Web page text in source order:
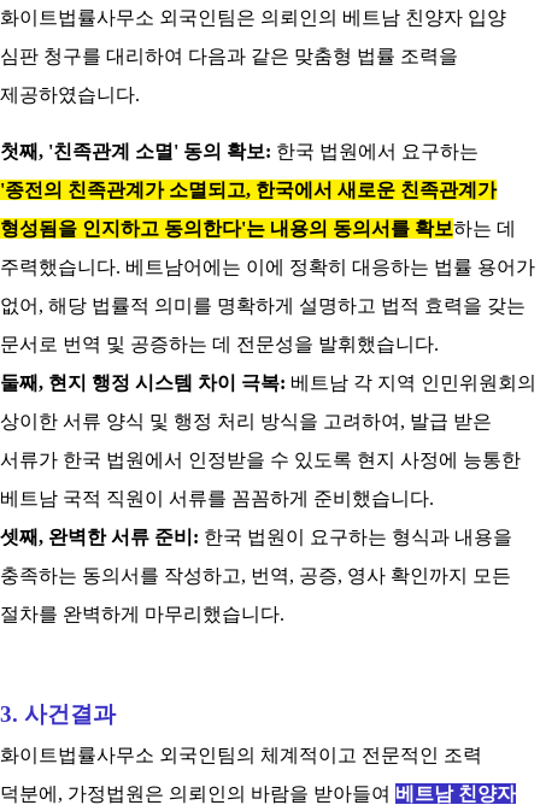
화이트법률사무소 외국인팀은 의뢰인의 베트남 친양자 입양
심판 청구를 대리하여 다음과 같은 맞춤형 법률 조력을
제공하였습니다.
첫째, '친족관계 소멸' 동의 확보: 한국 법원에서 요구하는
'종전의 친족관계가 소멸되고, 한국에서 새로운 친족관계가
형성됨을 인지하고 동의한다'는 내용의 동의서를 확보하는 데
주력했습니다. 베트남어에는 이에 정확히 대응하는 법률 용어가
없어, 해당 법률적 의미를 명확하게 설명하고 법적 효력을 갖는
문서로 번역 및 공증하는 데 전문성을 발휘했습니다.
둘째, 현지 행정 시스템 차이 극복: 베트남 각 지역 인민위원회의
상이한 서류 양식 및 행정 처리 방식을 고려하여, 발급 받은
서류가 한국 법원에서 인정받을 수 있도록 현 지 사정에 능통한
베트남 국적 직원이 서류를 꼼꼼하게 준비했습니다.
셋째, 완벽한 서류 준비: 한국 법원이 요구하는 형식과 내용을
충족하는 동의서를 작성하고, 번역, 공증, 영사 확인까지 모든
절차를 완벽하게 마무리했습니다.
3. 사건결과
화이트법률사무소 외국인팀의 체계적이고 전문적인 조력
덕분에, 가정법원은 의뢰인의 바람을 받아들여 베트남 친양자